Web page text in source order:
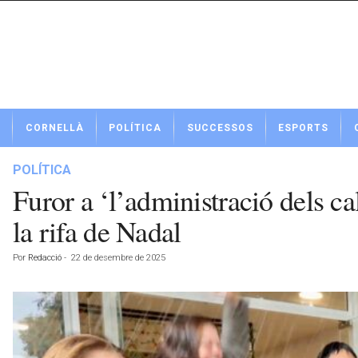
t
CORNELLÀ POLÍTICA SUCCESSOS ESPORTS
POLÍTICA
Furor a ‘l’administració dels
la rifa de Nadal
Por Redacció - 22 de desembre de 2025